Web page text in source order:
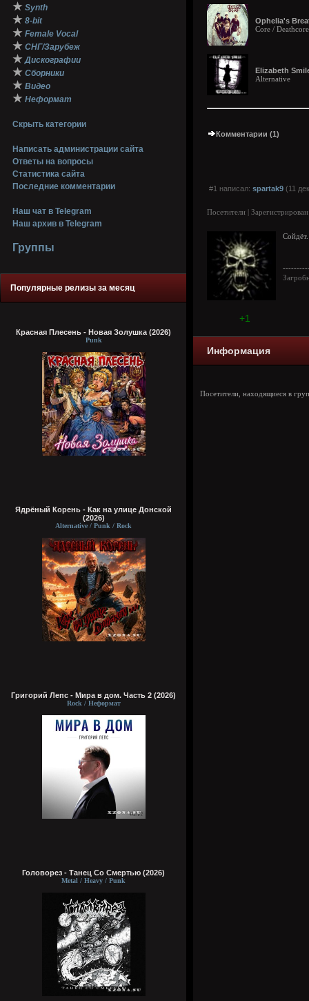
★ Synth
★ 8-bit
★ Female Vocal
★ СНГ/Зарубеж
★ Дискографии
★ Сборники
★ Видео
★ Неформат
Скрыть категории
Написать администрации сайта
Ответы на вопросы
Статистика сайта
Последние комментарии
Наш чат в Telegram
Наш архив в Telegram
Группы
Популярные релизы за месяц
Красная Плесень - Новая Золушка (2026)
Punk
Ядрёный Корень - Как на улице Донской
(2026)
Alternative / Punk / Rock
Григорий Лепс - Мира в дом. Часть 2 (2026)
Rock / Неформат
Головорез - Tанец Со Смертью (2026)
Metal / Heavy / Punk
Ophelia's
Core /
Elizabeth
Alternative
Комментарии (1)
#1 написал: spartak9 (11
Посетители |
Сойдёт.
+1
Информация
Посетители, находящиеся в